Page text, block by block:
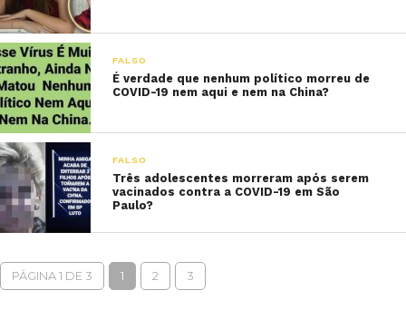
FALSO
É verdade que nenhum político morreu de
COVID-19 nem aqui e nem na China?
FALSO
Três adolescentes morreram após serem
vacinados contra a COVID-19 em São
Paulo?
PÁGINA 1 DE 3 1 2 3